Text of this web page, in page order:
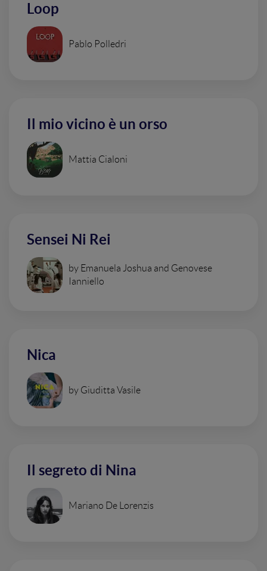
Loop
Pablo Polledri
Il mio vicino è un orso
Mattia Cialoni
Sensei Ni Rei
by Emanuela Joshua and Genovese
Ianniello
Nica
by Giuditta Vasile
Il segreto di Nina
Mariano De Lorenzis